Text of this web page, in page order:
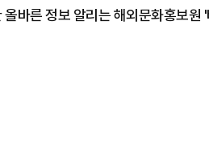
올바른 정보 알리는 해외문화홍보원